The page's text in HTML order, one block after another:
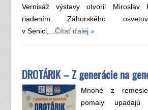
Vernisáž výstavy otvoril Miroslav
riadením Záhorského
v Senici,... Čítať ďalej »
DROTÁRIK – Z generácie na
Mnohé z
pomaly upadajú